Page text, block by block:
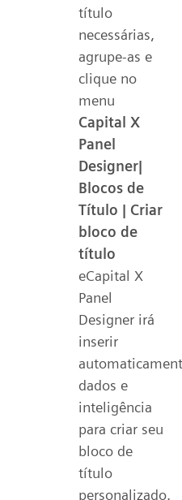
título
necessárias,
agrupe-as e
clique no
menu
Capital X
Panel
Designer|
Blocos de
Título | Criar
bloco de
título
eCapital X
Panel
Designer irá
inserir
dados e
inteligência
para criar seu
bloco de
título
personalizado.